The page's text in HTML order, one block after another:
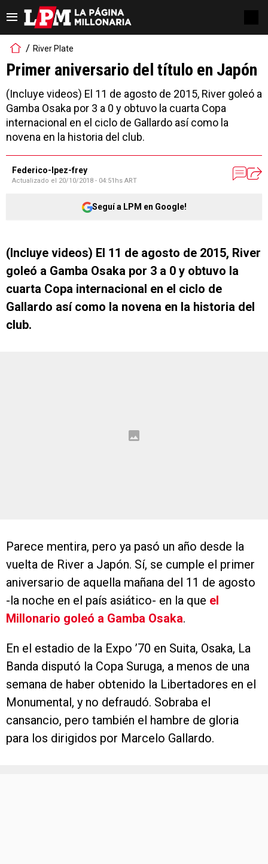
River Plate
Primer aniversario del título en Japón
(Incluye videos) El 11 de agosto de 2015, River goleó a
Gamba Osaka por 3 a 0 y obtuvo la cuarta Copa
internacional en el ciclo de Gallardo así como la
novena en la historia del club.
Federico-lpez-frey
Actualizado el 20/10/2018 - 04:51hs ART
Seguí a LPM en Google!
(Incluye videos) El 11 de agosto de 2015, River
goleó a Gamba Osaka por 3 a 0 y obtuvo la
cuarta Copa internacional en el ciclo de
Gallardo así como la novena en la historia del
club.
Parece mentira, pero ya pasó un año desde la
vuelta de River a Japón. Sí, se cumple el primer
aniversario de aquella mañana del 11 de agosto
-la noche en el país asiático- en la que el
Millonario goleó a Gamba Osaka.
En el estadio de la Expo ’70 en Suita, Osaka, La
Banda disputó la Copa Suruga, a menos de una
semana de haber obtenido la Libertadores en el
Monumental, y no defraudó. Sobraba el
cansancio, pero también el hambre de gloria
para los dirigidos por Marcelo Gallardo.